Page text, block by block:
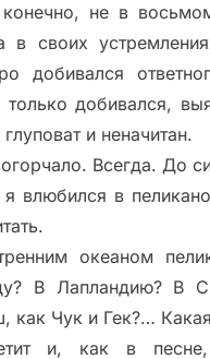
не в
своих
добивался
добивался,
и неначитан.
Всегда. До
влюбился в
океаном
В Лапландию? В
как Чук и Гек?…
и, как в